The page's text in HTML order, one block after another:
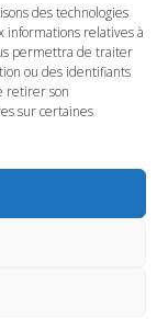
des technologies
informations relatives à
permettra de traiter
ou des identifiants
retirer son
sur certaines
du
parcours